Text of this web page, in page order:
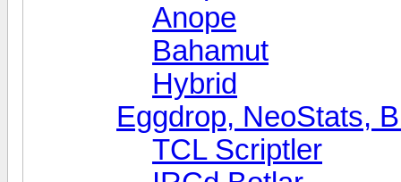
Anope
Bahamut
Hybrid
Eggdrop, NeoStats,
TCL Scriptler